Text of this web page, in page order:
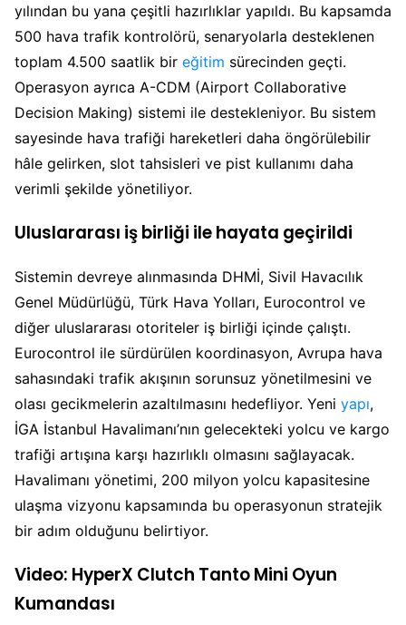
yılından bu yana çeşitli hazırlıklar yapıldı. Bu kapsamda
500 hava trafik kontrolörü, senaryolarla desteklenen
toplam 4.500 saatlik bir eğitim sürecinden geçti.
Operasyon ayrıca A-CDM (Airport Collaborative
Decision Making) sistemi ile destekleniyor. Bu sistem
sayesinde hava trafiği hareketleri daha öngörülebilir
hâle gelirken, slot tahsisleri ve pist kullanımı daha
verimli şekilde yönetiliyor.
Uluslararası iş birliği ile hayata geçirildi
Sistemin devreye alınmasında DHMİ, Sivil Havacılık
Genel Müdürlüğü, Türk Hava Yolları, Eurocontrol ve
diğer uluslararası otoriteler iş birliği içinde çalıştı.
Eurocontrol ile sürdürülen koordinasyon, Avrupa hava
sahasındaki trafik akışının sorunsuz yönetilmesini ve
olası gecikmelerin azaltılmasını hedefliyor. Yeni yapı,
İGA İstanbul Havalimanı’nın gelecekteki yolcu ve kargo
trafiği artışına karşı hazırlıklı olmasını sağlayacak.
Havalimanı yönetimi, 200 milyon yolcu kapasitesine
ulaşma vizyonu kapsamında bu operasyonun stratejik
bir adım olduğunu belirtiyor.
Video: HyperX Clutch Tanto Mini Oyun
Kumandası